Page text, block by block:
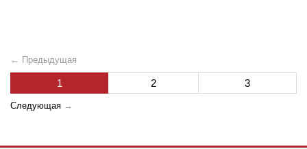
← Предыдущая
1 2 3
Следующая →